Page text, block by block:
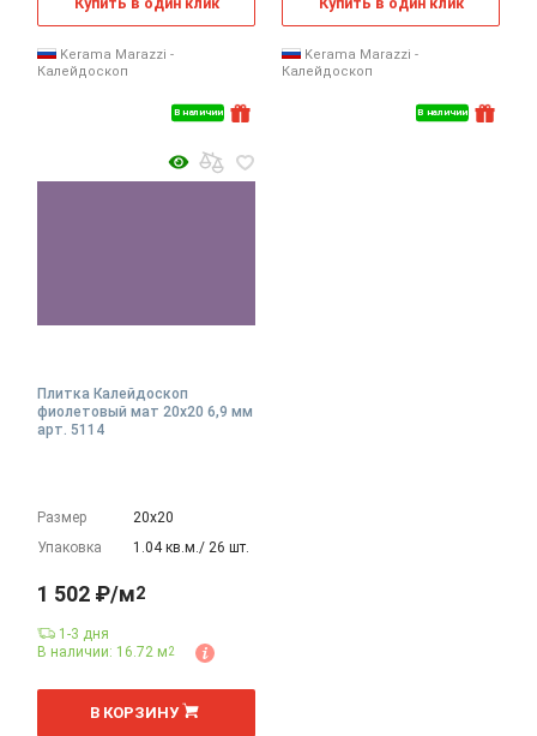
В наличии
Kerama Marazzi -
Калейдоскоп
В наличии
Kerama Marazzi -
Калейдоскоп
Плитка Калейдоскоп
фиолетовый мат 20x20 6,9 мм
арт. 5114
Размер
20х20
Упаковка
1.04 кв.м./ 26 шт.
1 502 ₽/м2
1-3 дня
В наличии: 16.72 м2
м
В КОРЗИНУ